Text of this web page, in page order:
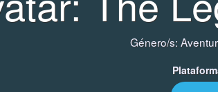
Género/s: